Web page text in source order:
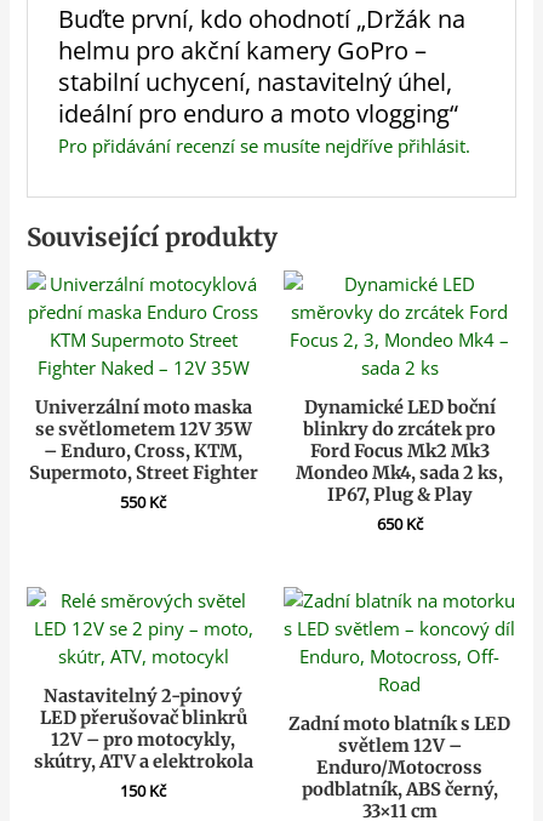
Buďte první, kdo ohodnotí „Držák na
helmu pro akční kamery GoPro –
stabilní uchycení, nastavitelný úhel,
ideální pro enduro a moto vlogging“
Pro přidávání recenzí se musíte nejdříve přihlásit.
Související produkty
Univerzální moto maska
se světlometem 12V 35W
– Enduro, Cross, KTM,
Supermoto, Street Fighter
550Kč
Dynamické LED boční
blinkry do zrcátek pro
Ford Focus Mk2 Mk3
Mondeo Mk4, sada 2 ks,
IP67, Plug & Play
650Kč
Nastavitelný 2-pinový
LED přerušovač blinkrů
12V – pro motocykly,
skútry, ATV a elektrokola
150Kč
Zadní moto blatník s LED
světlem 12V –
Enduro/Motocross
podblatník, ABS černý,
33×11 cm